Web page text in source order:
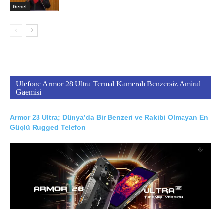
Genel
Ulefone Armor 28 Ultra Termal Kameralı Benzersiz Amiral
Gaemisi
Armor 28 Ultra; Dünya’da Bir Benzeri ve Rakibi Olmayan En
Güçlü Rugged Telefon